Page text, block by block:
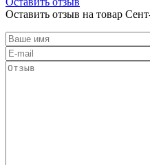
Оставить отзыв на товар